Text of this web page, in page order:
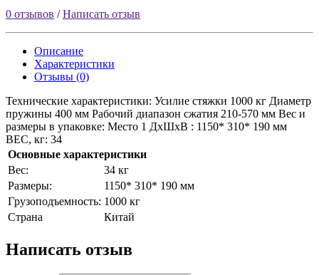
0 отзывов /Написать отзыв
Описание
Характеристики
Отзывы (0)
Технические характеристики: Усилие стяжки 1000 кг Диаметр
пружины 400 мм Рабочий диапазон сжатия 210-570 мм Вес и
размеры в упаковке: Место 1 ДхШхВ : 1150* 310* 190 мм
ВЕС, кг: 34
Основные характеристики
Bec:
34 кг
Paзмepы:
1150* 310* 190 мм
Гpузoпoдъeмнocть: 1000 кг
Страна
Китай
Написать отзыв